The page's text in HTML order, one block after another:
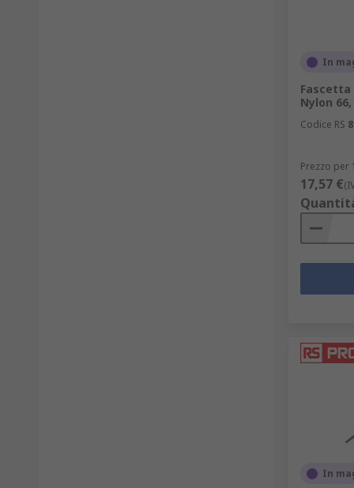
In
Fascetta
Nylon
Codice RS
Prezzo per
17,57 €
In